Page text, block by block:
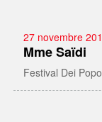
27 novembre
Mme Saïdi
Festival Dei